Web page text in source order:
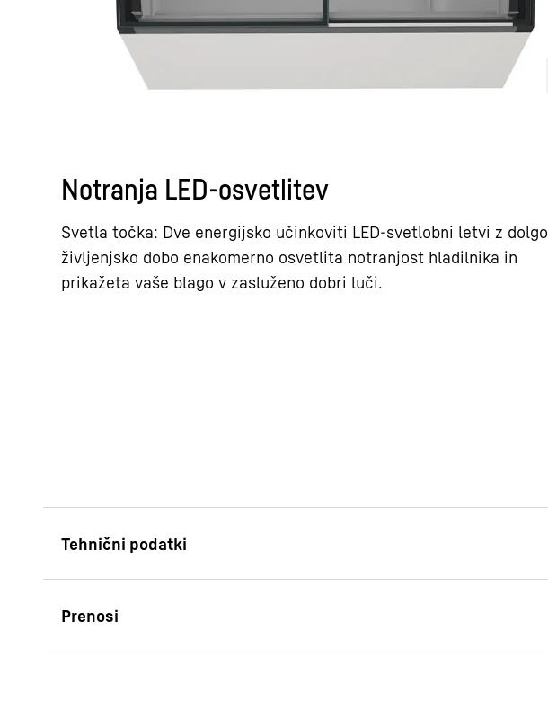
Notranja LED-osvetlitev
Svetla točka: Dve energijsko učinkoviti LED-svetlobni letvi z dolgo
življenjsko dobo enakomerno osvetlita notranjost hladilnika in
prikažeta vaše blago v zasluženo dobri luči.